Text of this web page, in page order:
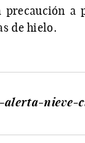
precaución a
de hielo.
alerta-nieve-